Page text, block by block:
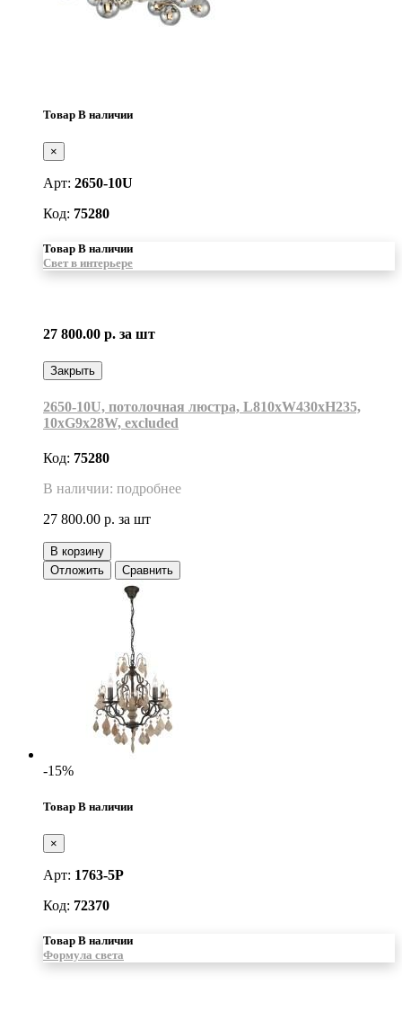
Товар В наличии
×
Арт: 2650-10U
Код: 75280
Товар В наличии
Свет в интерьере
27 800.00 р. за шт
Закрыть
2650-10U, потолочная люстра, L810xW430xH235,
10xG9x28W, excluded
Код: 75280
В наличии: подробнее
27 800.00 р. за шт
В корзину
Отложить
Сравнить
-15%
Товар В наличии
×
Арт: 1763-5P
Код: 72370
Товар В наличии
Формула света